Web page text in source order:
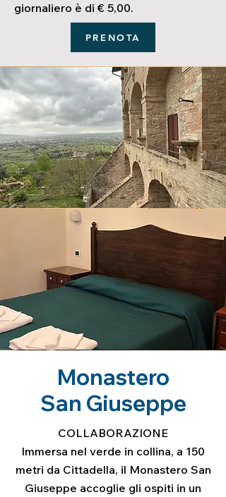
giornaliero è di € 5,00.
PRENOTA
Monastero
San Giuseppe
COLLABORAZIONE
Immersa nel verde in collina, a 150
metri da Cittadella, il Monastero San
Giuseppe accoglie gli ospiti in un